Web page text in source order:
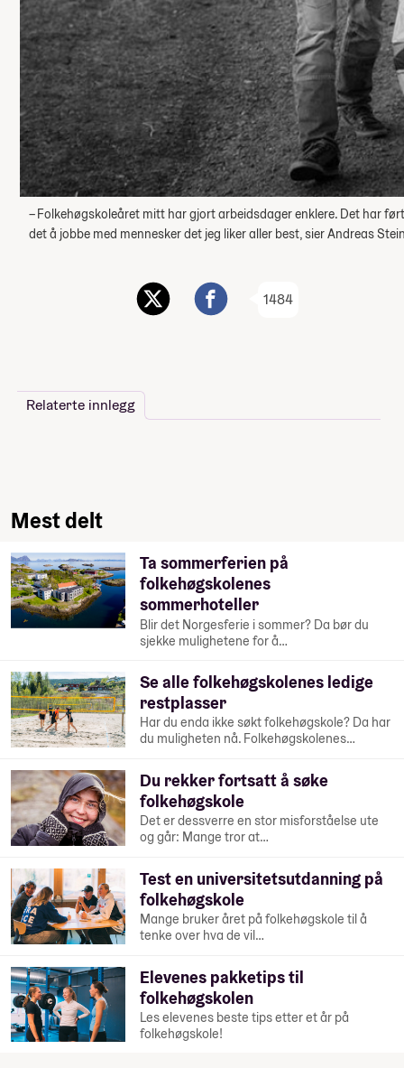
– Folkehøgskoleåret mitt har gjort arbeidsdager enklere. Det har
det å jobbe med mennesker det jeg liker aller best, sier Andreas
1484
Relaterte innlegg
Mest delt
Ta sommerferien på
folkehøgskolenes
sommerhoteller
Blir det Norgesferie i sommer? Da bør du
sjekke mulighetene for å…
Se alle folkehøgskolenes ledige
restplasser
Har du enda ikke søkt folkehøgskole? Da har
du muligheten nå. Folkehøgskolenes…
Du rekker fortsatt å søke
folkehøgskole
Det er dessverre en stor misforståelse ute
og går: Mange tror at…
Test en universitetsutdanning på
folkehøgskole
Mange bruker året på folkehøgskole til å
tenke over hva de vil…
Elevenes pakketips til
folkehøgskolen
Les elevenes beste tips etter et år på
folkehøgskole!